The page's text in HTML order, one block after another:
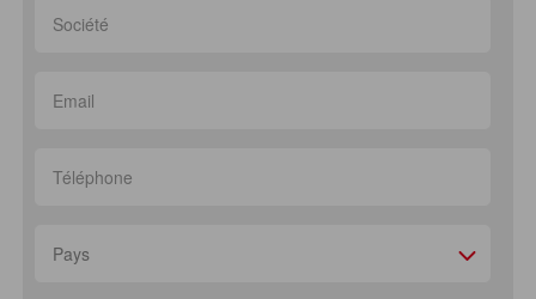
Pays